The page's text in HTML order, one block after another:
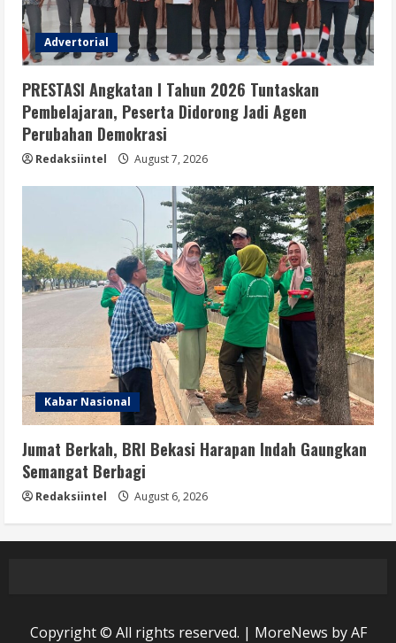
Advertorial
PRESTASI Angkatan I Tahun 2026 Tuntaskan
Pembelajaran, Peserta Didorong Jadi Agen
Perubahan Demokrasi
Redaksiintel August 7, 2026
Kabar Nasional
Jumat Berkah, BRI Bekasi Harapan Indah Gaungkan
Semangat Berbagi
Redaksiintel August 6, 2026
Copyright © All rights reserved. | MoreNews by AF